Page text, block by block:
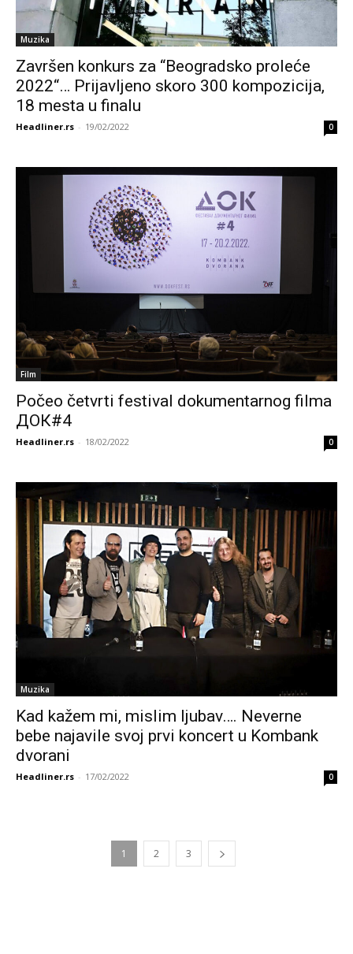
Muzika
Završen konkurs za “Beogradsko proleće
2022“… Prijavljeno skoro 300 kompozicija,
18 mesta u finalu
Headliner.rs - 19/02/2022 0
Film
Počeo četvrti festival dokumentarnog filma
ДОК#4
Headliner.rs - 18/02/2022 0
Muzika
Kad kažem mi, mislim ljubav…. Neverne
bebe najavile svoj prvi koncert u Kombank
dvorani
Headliner.rs - 17/02/2022 0
1 2 3